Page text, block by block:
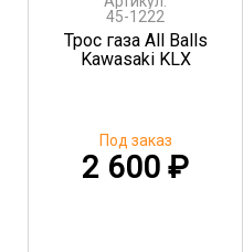
45-1222
Трос газа All Balls
Kawasaki KLX
2 600 ₽
Под заказ